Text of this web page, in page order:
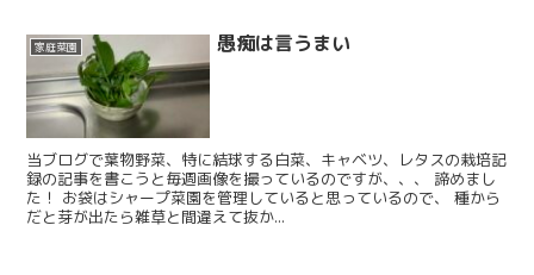
家庭菜園 愚痴は言うまい
当ブログで葉物野菜、特に結球する白菜、キャベツ、レタスの栽培記
録の記事を書こうと毎週画像を撮っているのですが、、、 諦めまし
た！ お袋はシャープ菜園を管理していると思っているので、 種から
だと芽が出たら雑草と間違えて抜か...